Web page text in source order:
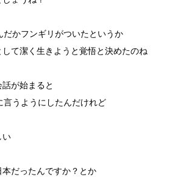
かフンギリがついたというか
て潔く生きようと覚悟と決めたのね
が始まると
言うようにしたんだけれど
い
だったんですか？とか